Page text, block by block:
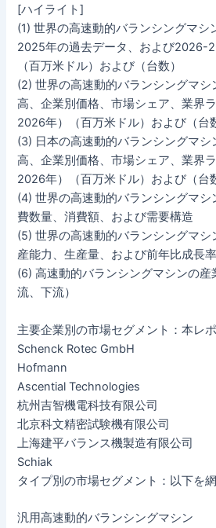
[ハイライト]
(1) 世界の高速動的バランシングマシ
2025年の過去データ、および2026-
（百万米ドル）および（台数）
(2) 世界の高速動的バランシングマ
高、企業別価格、市場シェア、業界
2026年）（百万米ドル）および（台
(3) 日本の高速動的バランシングマ
高、企業別価格、市場シェア、業界
2026年）（百万米ドル）および（台
(4) 世界の高速動的バランシングマシ
費数量、消費額、および需要構造
(5) 世界の高速動的バランシングマシ
産能力、生産量、および前年比成長率
(6) 高速動的バランシングマシンの産
流、下流）
主要企業別の市場セグメント：本レ
Schenck Rotec GmbH
Hofmann
Ascential Technologies
杭州吉智機電科技有限公司
北京科文精密試験機有限公司
上海建平バランス機製造有限公司
Schiak
タイプ別の市場セグメント：以下を
汎用高速動的バランシングマシン